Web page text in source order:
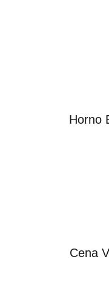
Horno
Cena